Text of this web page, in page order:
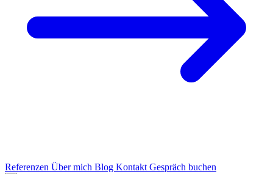
Referenzen Über mich Blog Kontakt Gespräch buchen